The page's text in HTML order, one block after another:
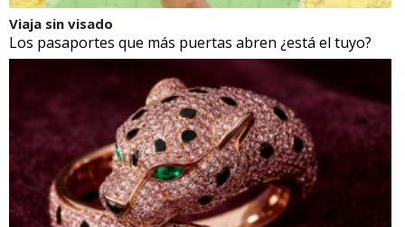
Viaja sin visado
Los pasaportes que más puertas abren ¿está el tuyo?